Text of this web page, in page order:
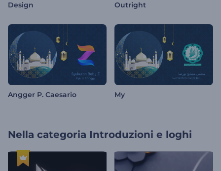
Design Outright
Angger P. Caesario My
Nella categoria Introduzioni e loghi